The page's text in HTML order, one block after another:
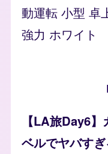
動運転 小型 卓
強力 ホワイト
【LA旅Day6
ベルでヤバす